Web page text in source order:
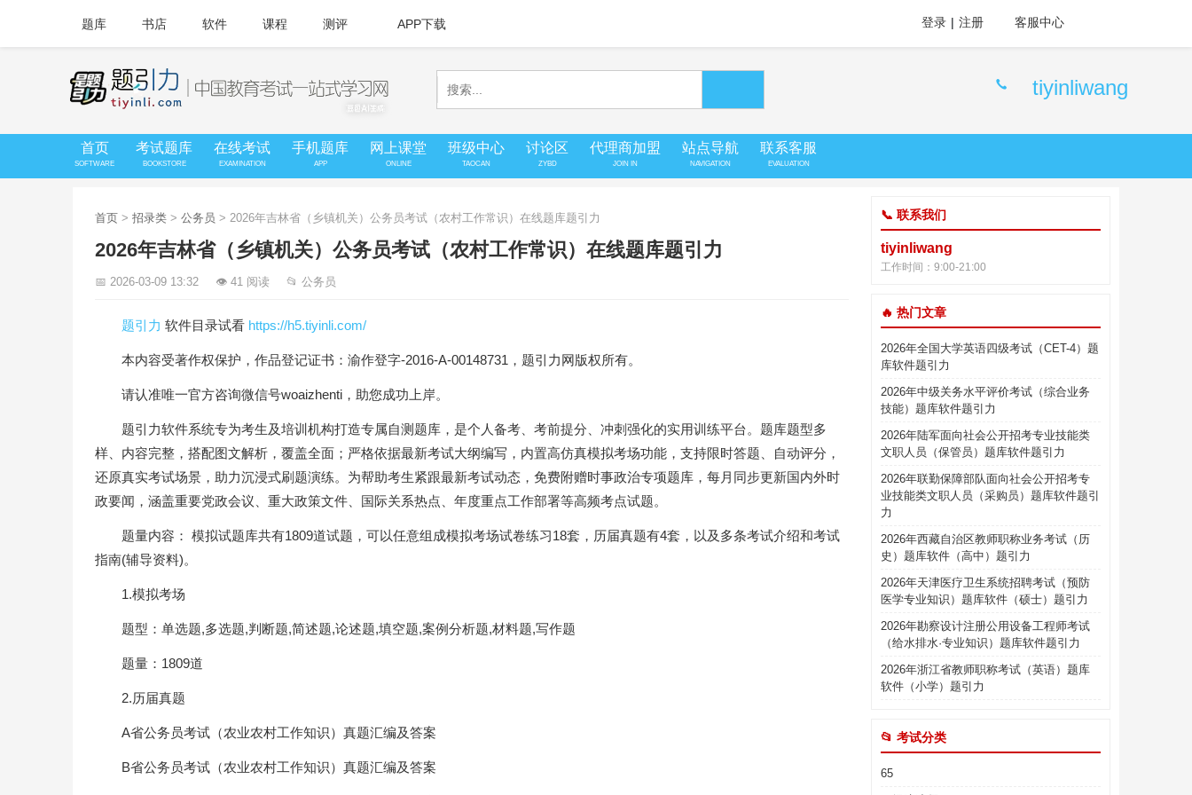
题库 书店 软件 课程 测评 APP下载 登录 | 注册 客服中心
tiyinliwang
首页
SOFTWARE
考试题库
BOOKSTORE
在线考试
EXAMINATION
手机题库
APP
网上课堂
ONLINE
班级中心
TAOCAN
讨论区
ZYBD
代理商加盟
JOIN IN
站点导航
NAVIGATION
联系客服
EVALUATION
首页 > 招录类 > 公务员 > 2026年吉林省（乡镇机关）公务员考试（农村工作常识）在线题库题引力
2026年吉林省（乡镇机关）公务员考试（农村工作常识）在线题库题引力
📅 2026-03-09 13:32 👁 41 阅读 📂 公务员
题引力 软件目录试看 https://h5.tiyinli.com/
本内容受著作权保护，作品登记证书：渝作登字-2016-A-00148731，题引力网版权所有。
请认准唯一官方咨询微信号woaizhenti，助您成功上岸。
题引力软件系统专为考生及培训机构打造专属自测题库，是个人备考、考前提分、冲刺强化的实用训练平台。题库题型多
样、内容完整，搭配图文解析，覆盖全面；严格依据最新考试大纲编写，内置高仿真模拟考场功能，支持限时答题、自动评分，
还原真实考试场景，助力沉浸式刷题演练。为帮助考生紧跟最新考试动态，免费附赠时事政治专项题库，每月同步更新国内外时
政要闻，涵盖重要党政会议、重大政策文件、国际关系热点、年度重点工作部署等高频考点试题。
题量内容： 模拟试题库共有1809道试题，可以任意组成模拟考场试卷练习18套，历届真题有4套，以及多条考试介绍和考试
指南(辅导资料)。
1.模拟考场
题型：单选题,多选题,判断题,简述题,论述题,填空题,案例分析题,材料题,写作题
题量：1809道
2.历届真题
A省公务员考试（农业农村工作知识）真题汇编及答案
B省公务员考试（农业农村工作知识）真题汇编及答案
📞 联系我们
tiyinliwang
工作时间：9:00-21:00
🔥 热门文章
2026年全国大学英语四级考试（CET-4）题
库软件题引力
2026年中级关务水平评价考试（综合业务
技能）题库软件题引力
2026年陆军面向社会公开招考专业技能类
文职人员（保管员）题库软件题引力
2026年联勤保障部队面向社会公开招考专
业技能类文职人员（采购员）题库软件题引
力
2026年西藏自治区教师职称业务考试（历
史）题库软件（高中）题引力
2026年天津医疗卫生系统招聘考试（预防
医学专业知识）题库软件（硕士）题引力
2026年勘察设计注册公用设备工程师考试
（给水排水·专业知识）题库软件题引力
2026年浙江省教师职称考试（英语）题库
软件（小学）题引力
📂 考试分类
65